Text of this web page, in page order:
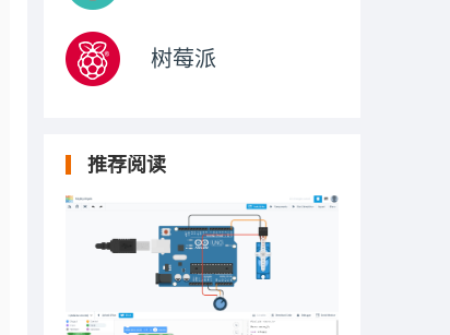
树莓派
推荐阅读